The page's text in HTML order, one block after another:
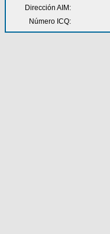
Dirección AIM:
Número ICQ: